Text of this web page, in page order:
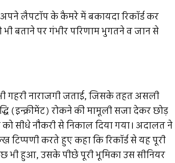
लैपटॉप के कैमरे में बकायदा रिकॉर्ड कर
बताने पर गंभीर परिणाम भुगतने व जान से
गहरी नाराजगी जताई, जिसके तहत असली
(इन्क्रीमेंट) रोकने की मामूली सजा देकर छोड़
सीधे नौकरी से निकाल दिया गया। अदालत ने
करते हुए कहा कि रिकॉर्ड से यह पूरी
भी हुआ, उसके पीछे पूरी भूमिका उस सीनियर